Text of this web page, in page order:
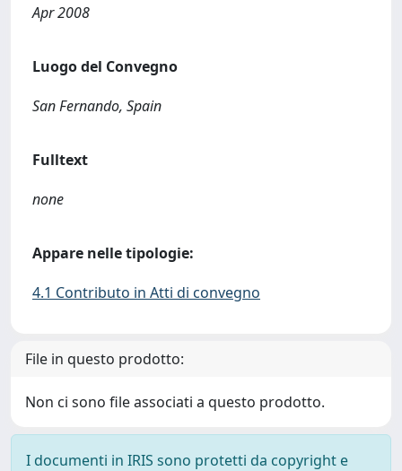
Apr 2008
Luogo del Convegno
San Fernando, Spain
Fulltext
none
Appare nelle tipologie:
4.1 Contributo in Atti di convegno
File in questo prodotto:
Non ci sono file associati a questo prodotto.
I documenti in IRIS sono protetti da copyright e